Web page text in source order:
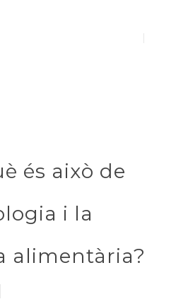
és això de
i la
alimentària?